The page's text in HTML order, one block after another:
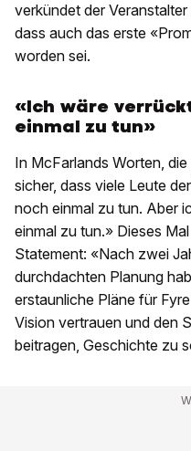
verkündet der
dass auch das erste
worden sei.
«Ich wäre
einmal zu tun»
In McFarlands Worten,
sicher, dass viele Leute
noch einmal zu tun. Aber
einmal zu tun.» Dieses
Statement: «Nach zwei
durchdachten Planung
erstaunliche Pläne für
Vision vertrauen und den
beitragen, Geschichte zu